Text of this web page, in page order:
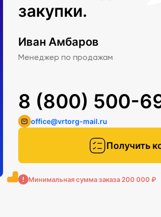
закупки.
Иван Амбаров
Менеджер по продажам
Получить
8 (800) 500-
office@vrtorg-mail.ru
Минимальная сумма заказа 200 000 ₽